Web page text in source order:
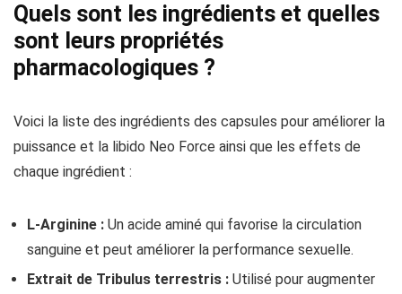
Quels sont les ingrédients et quelles
sont leurs propriétés
pharmacologiques ?
Voici la liste des ingrédients des capsules pour améliorer la
puissance et la libido Neo Force ainsi que les effets de
chaque ingrédient :
L-Arginine : Un acide aminé qui favorise la circulation
sanguine et peut améliorer la performance sexuelle.
Extrait de Tribulus terrestris : Utilisé pour augmenter